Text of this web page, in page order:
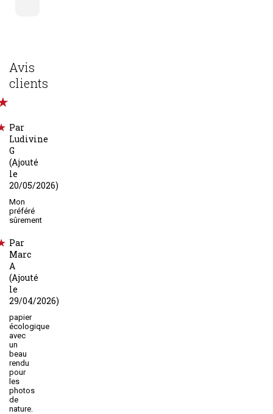
Avis
clients
Par
Ludivine
G
(Ajouté
le
20/05/2026)
Mon
préféré
sûrement
Par
Marc
A
(Ajouté
le
29/04/2026)
papier
écologique
avec
un
beau
rendu
pour
les
photos
de
nature.